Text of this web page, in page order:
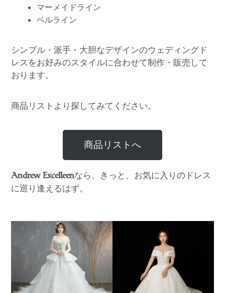
マーメイドライン
ベルライン
シンプル・派手・大胆なデザインのウェディングド
レスをお好みのスタイルに合わせて制作・販売して
おります。
商品リストより探してみてください。
商品リストへ
Andrew Excelleenなら、きっと、お気に入りのドレス
に巡り逢えるはず。